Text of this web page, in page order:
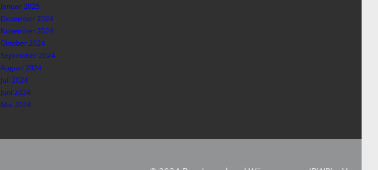
Januar 2025
Dezember 2024
November 2024
Oktober 2024
September 2024
August 2024
Juli 2024
Juni 2024
Mai 2024